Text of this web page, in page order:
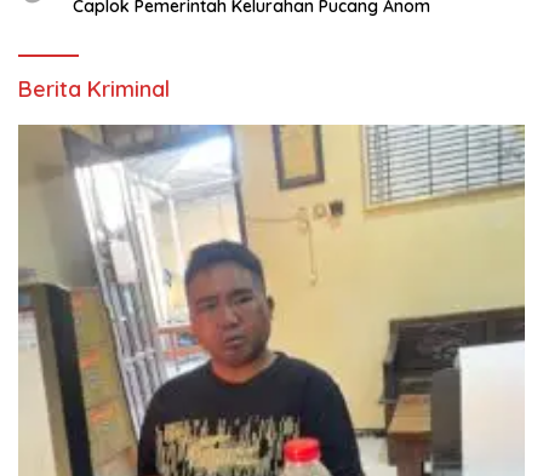
Caplok Pemerintah Kelurahan Pucang Anom
Berita Kriminal